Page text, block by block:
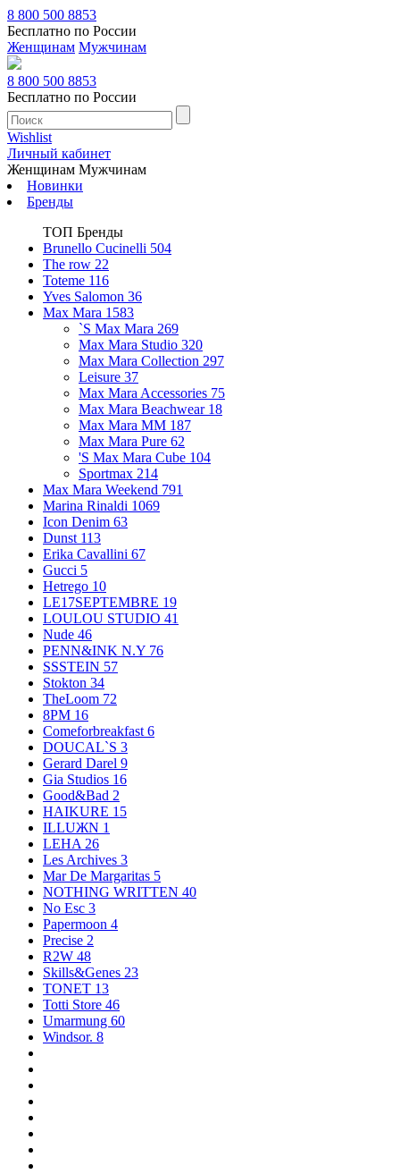
8 800 500 8853
Бесплатно по России
Женщинам Мужчинам
8 800 500 8853
Бесплатно по России
Wishlist
Личный кабинет
Женщинам Мужчинам
Новинки
Бренды
ТОП Бренды
Brunello Cucinelli 504
The row 22
Toteme 116
Yves Salomon 36
Max Mara 1583
`S Max Mara 269
Max Mara Studio 320
Max Mara Collection 297
Leisure 37
Max Mara Accessories 75
Max Mara Beachwear 18
Max Mara MM 187
Max Mara Pure 62
'S Max Mara Cube 104
Sportmax 214
Max Mara Weekend 791
Marina Rinaldi 1069
Icon Denim 63
Dunst 113
Erika Cavallini 67
Gucci 5
Hetrego 10
LE17SEPTEMBRE 19
LOULOU STUDIO 41
Nude 46
PENN&INK N.Y 76
SSSTEIN 57
Stokton 34
TheLoom 72
8PM 16
Comeforbreakfast 6
DOUCAL`S 3
Gerard Darel 9
Gia Studios 16
Good&Bad 2
HAIKURE 15
ILLUЖN 1
LEHA 26
Les Archives 3
Mar De Margaritas 5
NOTHING WRITTEN 40
No Esc 3
Papermoon 4
Precise 2
R2W 48
Skills&Genes 23
TONET 13
Totti Store 46
Umarmung 60
Windsor. 8